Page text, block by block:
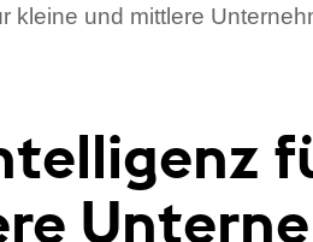
kleine und mittlere